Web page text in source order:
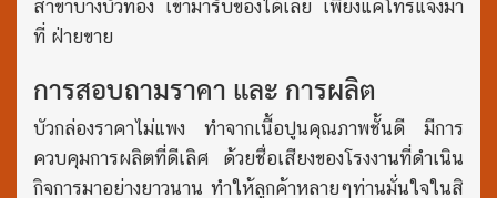
สาขาบางบัวทอง เข้ามารับของได้เลย เพียงแค่โทรแจ้งมา
ที่ ฝ่ายขาย
การสอบถามราคา และ การผลิต
บัวกล่องราคาไม่แพง ทำจากเนื้อปูนคุณภาพชั้นดี มีการ
ควบคุมการผลิตที่ดีเลิศ ด้วยชื่อเสียงของโรงงานที่ดำเนิน
กิจการมาอย่างยาวนาน ทำให้ลูกค้าหลายๆท่านมั่นใจในสิ